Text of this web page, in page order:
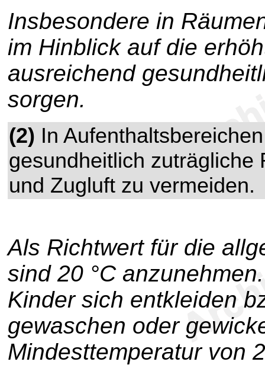
Insbesondere in
im Hinblick auf die
ausreichend
sorgen.
(2) In
gesundheitlich zuträgliche
und Zugluft zu vermeiden.
Als Richtwert für die
sind 20 °C
Kinder sich entkleiden
gewaschen oder
Mindesttemperatur von